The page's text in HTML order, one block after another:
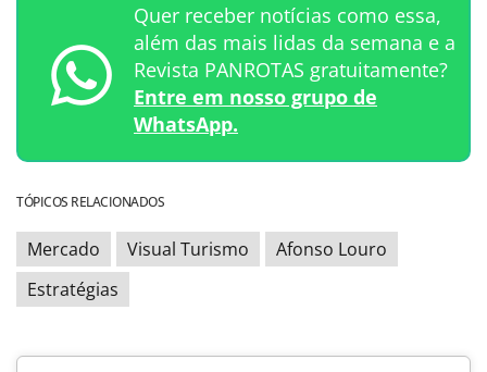
Quer receber notícias como essa,
além das mais lidas da semana e a
Revista PANROTAS gratuitamente?
Entre em nosso grupo de
WhatsApp.
TÓPICOS RELACIONADOS
Mercado Visual Turismo
Afonso Louro
Estratégias